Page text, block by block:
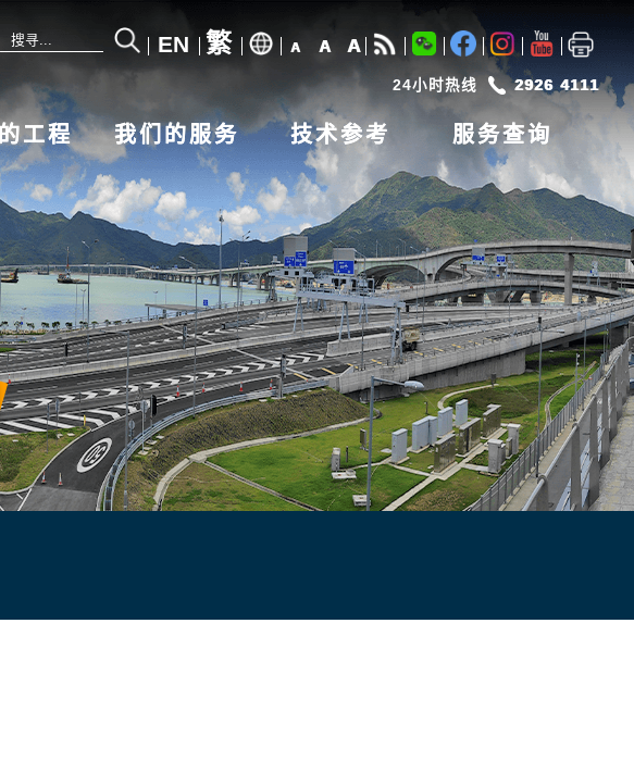
EN 繁 A A A
24小时热线 2926 4111
工程 我们的服务 技术参考 服务查询